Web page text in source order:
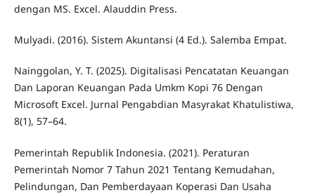
dengan MS. Excel. Alauddin Press.
Mulyadi. (2016). Sistem Akuntansi (4 Ed.). Salemba Empat.
Nainggolan, Y. T. (2025). Digitalisasi Pencatatan Keuangan
Dan Laporan Keuangan Pada Umkm Kopi 76 Dengan
Microsoft Excel. Jurnal Pengabdian Masyrakat Khatulistiwa,
8(1), 57–64.
Pemerintah Republik Indonesia. (2021). Peraturan
Pemerintah Nomor 7 Tahun 2021 Tentang Kemudahan,
Pelindungan, Dan Pemberdayaan Koperasi Dan Usaha